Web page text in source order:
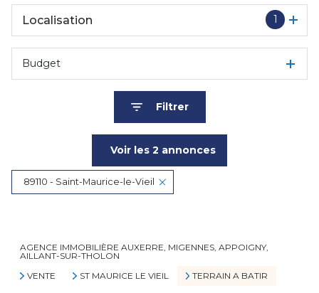
1
Localisation
Budget
Filtrer
Voir les 2 annonces
89110 - Saint-Maurice-le-Vieil
AGENCE IMMOBILIÈRE AUXERRE, MIGENNES, APPOIGNY,
AILLANT-SUR-THOLON
VENTE
ST MAURICE LE VIEIL TERRAIN A BATIR